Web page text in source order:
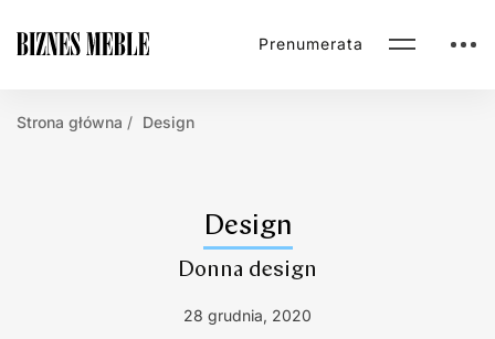
Prenumerata
Strona główna Design
Design
Donna design
28 grudnia, 2020